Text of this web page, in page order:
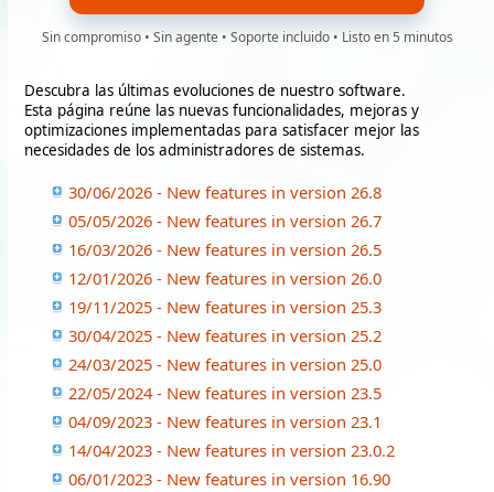
Sin compromiso • Sin agente • Soporte incluido • Listo en 5 minutos
Descubra las últimas evoluciones de nuestro software.
Esta página reúne las nuevas funcionalidades, mejoras y
optimizaciones implementadas para satisfacer mejor las
necesidades de los administradores de sistemas.
30/06/2026 - New features in version 26.8
05/05/2026 - New features in version 26.7
16/03/2026 - New features in version 26.5
12/01/2026 - New features in version 26.0
19/11/2025 - New features in version 25.3
30/04/2025 - New features in version 25.2
24/03/2025 - New features in version 25.0
22/05/2024 - New features in version 23.5
04/09/2023 - New features in version 23.1
14/04/2023 - New features in version 23.0.2
06/01/2023 - New features in version 16.90